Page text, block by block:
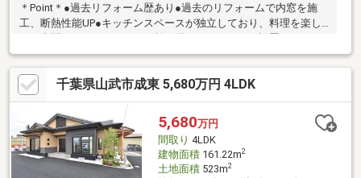
＊Point＊●過去リフォーム歴あり●過去のリフォームで内窓を施
工、断熱性能UP●キッチンスペースが独立しており、料理を楽し
てセキュリティも強化！即入居可ですので、契約後長く待つこと
なくお引っ越しができます♪広々としたリビングに2部屋が和室の
4LDK♪気になる周辺の物件なども一緒にご案内可能です！■資料請
求・内覧予約受付中■頭金0円で購入したい、住宅ローンに不安が
ある。。かまとり住宅は地域密着の不動産業者です！！どのよう
なことでもお気軽になんでもご相談ください！
千葉県山武市成東 5,680万円 4LDK
5,680万円
間取り 4LDK
建物面積161.22m2
土地面積523m2